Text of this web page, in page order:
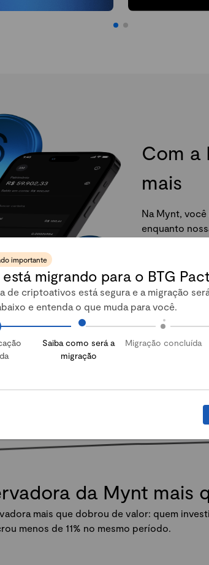
Com a
mais
Na Mynt,
enquanto
Abrir conta
da Mynt mais
mais que dobrou de valor: quem
menos de 11% no mesmo período.
importante
migrando para o BTG
de criptoativos está segura e a migração
e entenda o que muda para você.
Saiba como será a
migração
Migração concluída